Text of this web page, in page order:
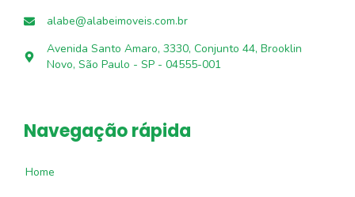
alabe@alabeimoveis.com.br
Avenida Santo Amaro, 3330, Conjunto 44, Brooklin
Novo, São Paulo - SP - 04555-001
Navegação rápida
Home